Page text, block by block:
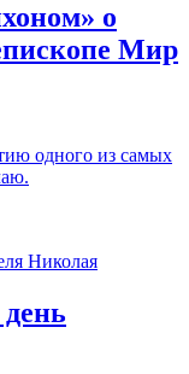
о
Мир
одного из самых